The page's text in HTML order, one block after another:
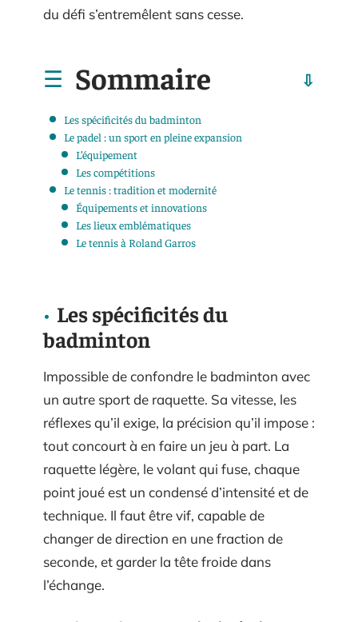
du défi s’entremêlent sans cesse.
Sommaire
Les spécificités du badminton
Le padel : un sport en pleine expansion
L’équipement
Les compétitions
Le tennis : tradition et modernité
Équipements et innovations
Les lieux emblématiques
Le tennis à Roland Garros
Les spécificités du
badminton
Impossible de confondre le badminton avec
un autre sport de raquette. Sa vitesse, les
réflexes qu’il exige, la précision qu’il impose :
tout concourt à en faire un jeu à part. La
raquette légère, le volant qui fuse, chaque
point joué est un condensé d’intensité et de
technique. Il faut être vif, capable de
changer de direction en une fraction de
seconde, et garder la tête froide dans
l’échange.